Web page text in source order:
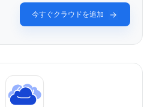
今すぐクラウドを追加